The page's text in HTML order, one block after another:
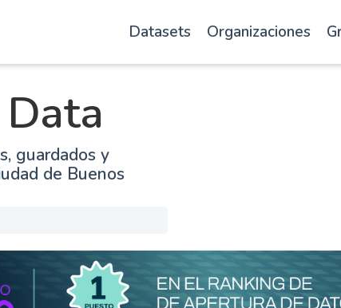
Datasets Organizaciones
guardados y
de Buenos